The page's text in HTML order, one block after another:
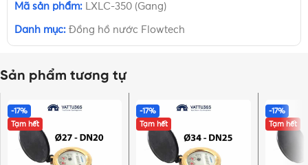
Mã sản phẩm: LXLC-350 (Gang)
Danh mục: Đồng hồ nước Flowtech
Sản phẩm tương tự
-17%
Tạm hết
-17%
Tạm hết
-17%
Tạm hết